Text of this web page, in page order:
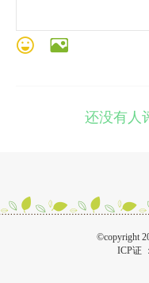
还没有人
©copyright
ICP证